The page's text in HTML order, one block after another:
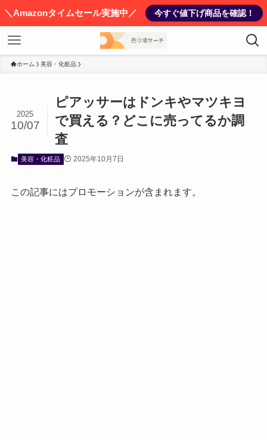
＼Amazonタイムセール実施中／ 今すぐ値下げ商品を確認！
ホーム 美容・化粧品
ピアッサーはドンキやマツキヨ
で買える？どこに売ってるか調
査
2025
10/07
美容・化粧品 2025年10月7日
この記事にはプロモーションが含まれます。